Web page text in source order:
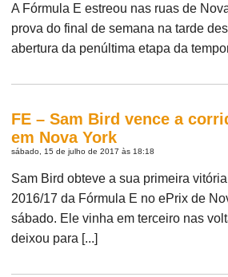
A Fórmula E estreou nas ruas de
prova do final de semana na tarde
abertura da penúltima etapa da
FE – Sam Bird vence a
em Nova York
sábado, 15 de julho de 2017 às 18:18
Sam Bird obteve a sua primeira
2016/17 da Fórmula E no ePrix de
sábado. Ele vinha em terceiro nas
deixou para [...]